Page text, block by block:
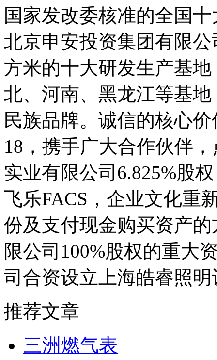
国家发改委核准的全国
北京申安投资集团有限
方米的十大研发生产基
北、河南、黑龙江等基
民族品牌。诚信的核心
18，携手广大合作伙伴
实业有限公司6.825%股
飞乐FACS，企业文化重
份及支付现金购买资产
限公司100%股权的重大
司合资设立上海皓睿照
推荐文章
三洲燃气表